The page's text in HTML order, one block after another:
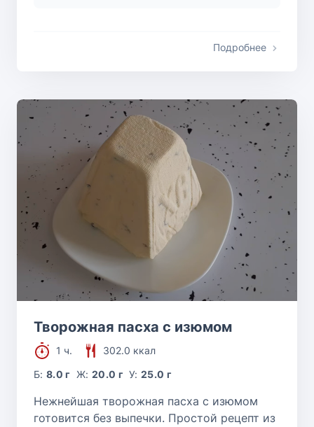
Подробнее
Творожная пасха с изюмом
1 ч.
302.0 ккал
Б:8.0 г Ж: 20.0 г У:25.0 г
Нежнейшая творожная пасха с изюмом
готовится без выпечки. Простой рецепт из